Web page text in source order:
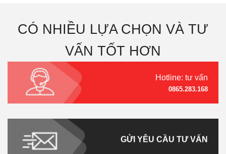
CÓ NHIỀU LỰA CHỌN VÀ TƯ
VẤN TỐT HƠN
Hotline: tư vấn
0865.283.168
GỬI YÊU CẦU TƯ VẤN